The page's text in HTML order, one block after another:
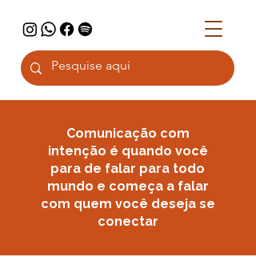
Comunicação com
intenção é quando você
para de falar para todo
mundo e começa a falar
com quem você deseja se
conectar